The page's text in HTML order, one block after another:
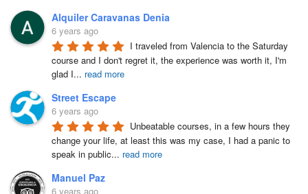
Alquiler Caravanas Denia
6 years ago
I traveled from Valencia to the Saturday
course and I don't regret it, the experience was worth it, I'm
glad I... read more
Street Escape
6 years ago
Unbeatable courses, in a few hours they
change your life, at least this was my case, I had a panic to
speak in public... read more
Manuel Paz
6 years ago